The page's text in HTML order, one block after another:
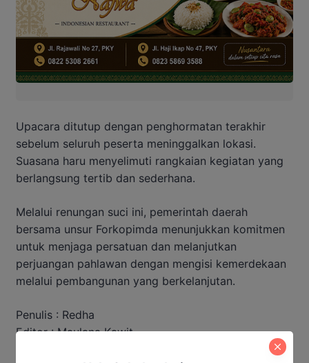
Upacara ditutup dengan penghormatan terakhir
sebelum seluruh peserta meninggalkan lokasi.
Suasana haru menyelimuti rangkaian kegiatan yang
berlangsung tertib dan sederhana.
Melalui renungan suci ini, pemerintah daerah
bersama unsur Forkopimda menunjukkan komitmen
untuk menjaga persatuan dan melanjutkan
perjuangan pahlawan dengan mengisi kemerdekaan
melalui pembangunan yang berkelanjutan.
Penulis : Redha
Editor : Maulana Kawit